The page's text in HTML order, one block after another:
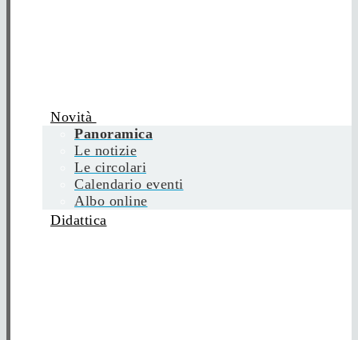
Novità
Panoramica
Le notizie
Le circolari
Calendario eventi
Albo online
Didattica